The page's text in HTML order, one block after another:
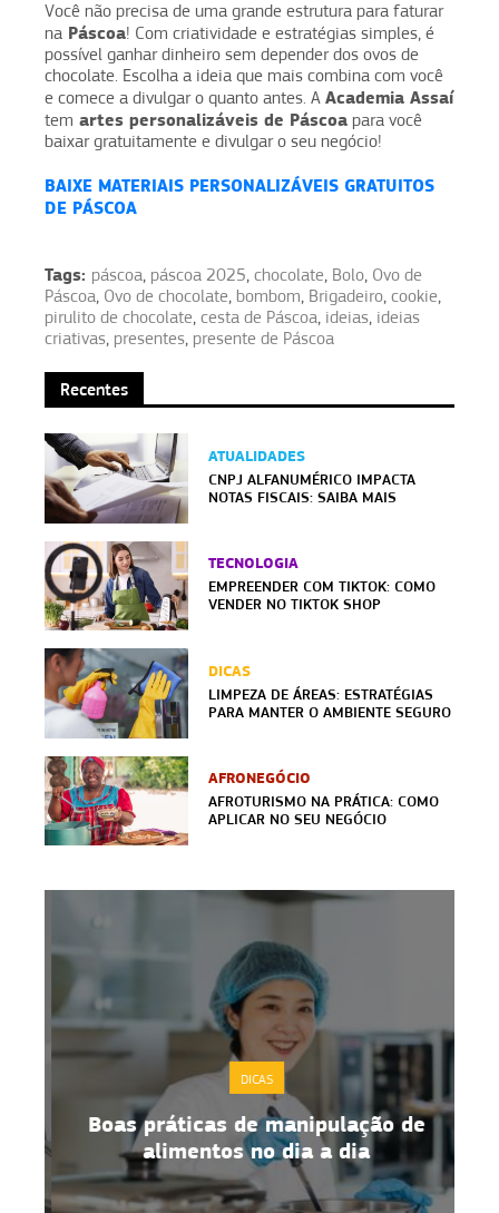
Você não precisa de uma grande estrutura para faturar
na Páscoa! Com criatividade e estratégias simples, é
possível ganhar dinheiro sem depender dos ovos de
chocolate. Escolha a ideia que mais combina com você
e comece a divulgar o quanto antes. A Academia Assaí
tem artes personalizáveis de Páscoa para você
baixar gratuitamente e divulgar o seu negócio!
BAIXE MATERIAIS PERSONALIZÁVEIS GRATUITOS
DE PÁSCOA
Tags: páscoa, páscoa 2025, chocolate, Bolo, Ovo de
Páscoa, Ovo de chocolate, bombom, Brigadeiro, cookie,
pirulito de chocolate, cesta de Páscoa, ideias, ideias
criativas, presentes, presente de Páscoa
Recentes
ATUALIDADES
CNPJ ALFANUMÉRICO IMPACTA
NOTAS FISCAIS: SAIBA MAIS
TECNOLOGIA
EMPREENDER COM TIKTOK: COMO
VENDER NO TIKTOK SHOP
DICAS
LIMPEZA DE ÁREAS: ESTRATÉGIAS
PARA MANTER O AMBIENTE SEGURO
AFRONEGÓCIO
AFROTURISMO NA PRÁTICA: COMO
APLICAR NO SEU NEGÓCIO
DICAS
Boas práticas de manipulação de
alimentos no dia a dia